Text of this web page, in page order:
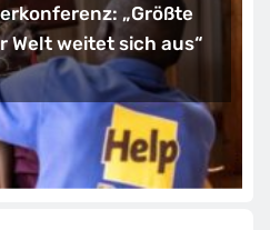
„Größte
Welt weitet sich aus“